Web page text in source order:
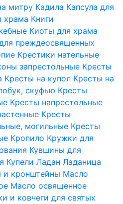
митру Кадила Капсула для
храма Книги
Киоты для храма
преждеосвященных
Крестики нательные
запрестольные Кресты
Кресты на купол Кресты на
скуфью Кресты
Кресты напрестольные
Кресты
могильные Кресты
Кропило Кружки для
Кувшины для
Купели Ладан Ладаница
и кронштейны Масло
Масло освященное
и ковчеги для святых